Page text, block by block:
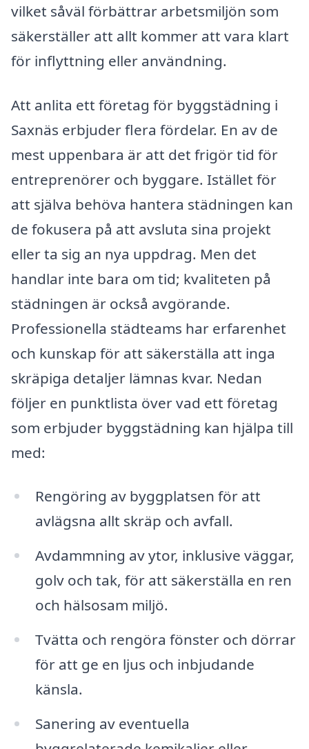
vilket såväl förbättrar arbetsmiljön som
säkerställer att allt kommer att vara klart
för inflyttning eller användning.
Att anlita ett företag för byggstädning i
Saxnäs erbjuder flera fördelar. En av de
mest uppenbara är att det frigör tid för
entreprenörer och byggare. Istället för
att själva behöva hantera städningen kan
de fokusera på att avsluta sina projekt
eller ta sig an nya uppdrag. Men det
handlar inte bara om tid; kvaliteten på
städningen är också avgörande.
Professionella städteams har erfarenhet
och kunskap för att säkerställa att inga
skräpiga detaljer lämnas kvar. Nedan
följer en punktlista över vad ett företag
som erbjuder byggstädning kan hjälpa till
med:
Rengöring av byggplatsen för att
avlägsna allt skräp och avfall.
Avdammning av ytor, inklusive väggar,
golv och tak, för att säkerställa en ren
och hälsosam miljö.
Tvätta och rengöra fönster och dörrar
för att ge en ljus och inbjudande
känsla.
Sanering av eventuella